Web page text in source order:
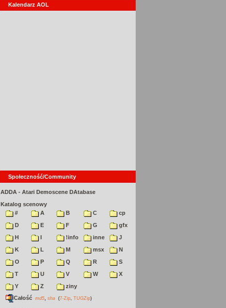
Kalendarz AOL
Społeczność/Community
ADDA - Atari Demoscene DAtabase
Katalog scenowy
#
A B C
cp
D
E F G
gfx
H
I !info inne
J
K
L M msx
N
O
P Q R
S
T
U V W
X
Y
Z
ziny
Całość md5 sha (7-Zip TUGZip)